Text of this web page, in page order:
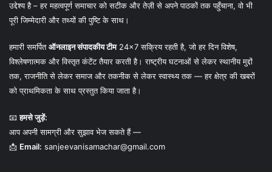
उद्देश्य है – हर महत्वपूर्ण समाचार को सटीक और तेज़ी से अपने पाठकों तक पहुँचाना, वो भी
पूरी जिम्मेदारी और तथ्यों की पुष्टि के साथ।
हमारी समर्पितऑनलाइन संपादकीय टीम24×7 सक्रिय रहती है, जो हर दिन विशेष,
विश्लेषणात्मक और विस्तृत कंटेंट तैयार करती है। राष्ट्रीय घटनाओं से लेकर स्थानीय मुद्दों
तक, राजनीति से लेकर समाज और तकनीक से लेकर स्वास्थ्य तक — हर क्षेत्र की खबरों
को प्राथमिकता के साथ प्रस्तुत किया जाता है।
📧हमसे जुड़ें:
आप अपनी सामग्री और सुझाव भेज सकते हैं —
📩 Email: sanjeevanisamachar@gmail.com